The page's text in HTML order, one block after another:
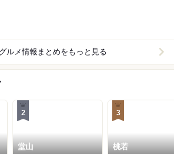
ルメ情報まとめをもっと見る
2
堂山
3
桃若